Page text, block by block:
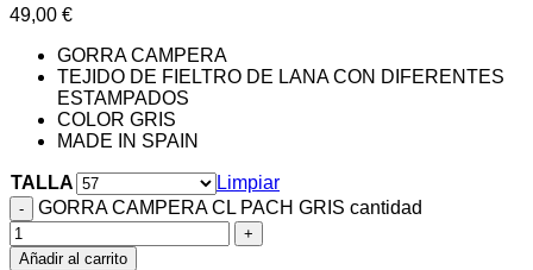
49,00 €
GORRA CAMPERA
TEJIDO DE FIELTRO DE LANA CON DIFERENTES
ESTAMPADOS
COLOR GRIS
MADE IN SPAIN
TALLA
Limpiar
GORRA CAMPERA CL PACH GRIS cantidad
Añadir al carrito